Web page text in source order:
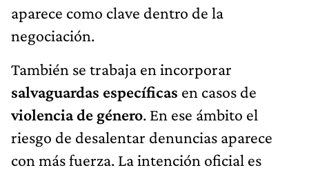
aparece como clave dentro de la
negociación.
También se trabaja en incorporar
salvaguardas específicas en casos de
violencia de género. En ese ámbito el
riesgo de desalentar denuncias aparece
con más fuerza. La intención oficial es